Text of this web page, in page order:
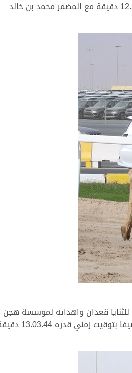
و86 جزء من الثانية بإشراف من المضمر جابر علي جرحب المري، لتكون “نوايد” هي من حلت في مركز الوصافة بتوقيت 12.58.14 دقيقة مع المضمر محمد بن خالد
قعدان واهدائه لمؤسسة هجن
الشقب، وذلك عبر رحلة قدرها 12.56.22 دقيقة، تاركاً خلفه “العاصف” للشيخ عبدالعزيز بن حمد بن خالد آل ثاني الذي حل